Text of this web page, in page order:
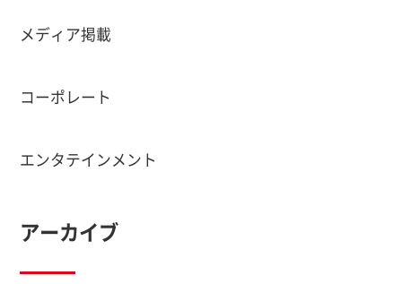
メディア掲載
コーポレート
エンタテインメント
アーカイブ